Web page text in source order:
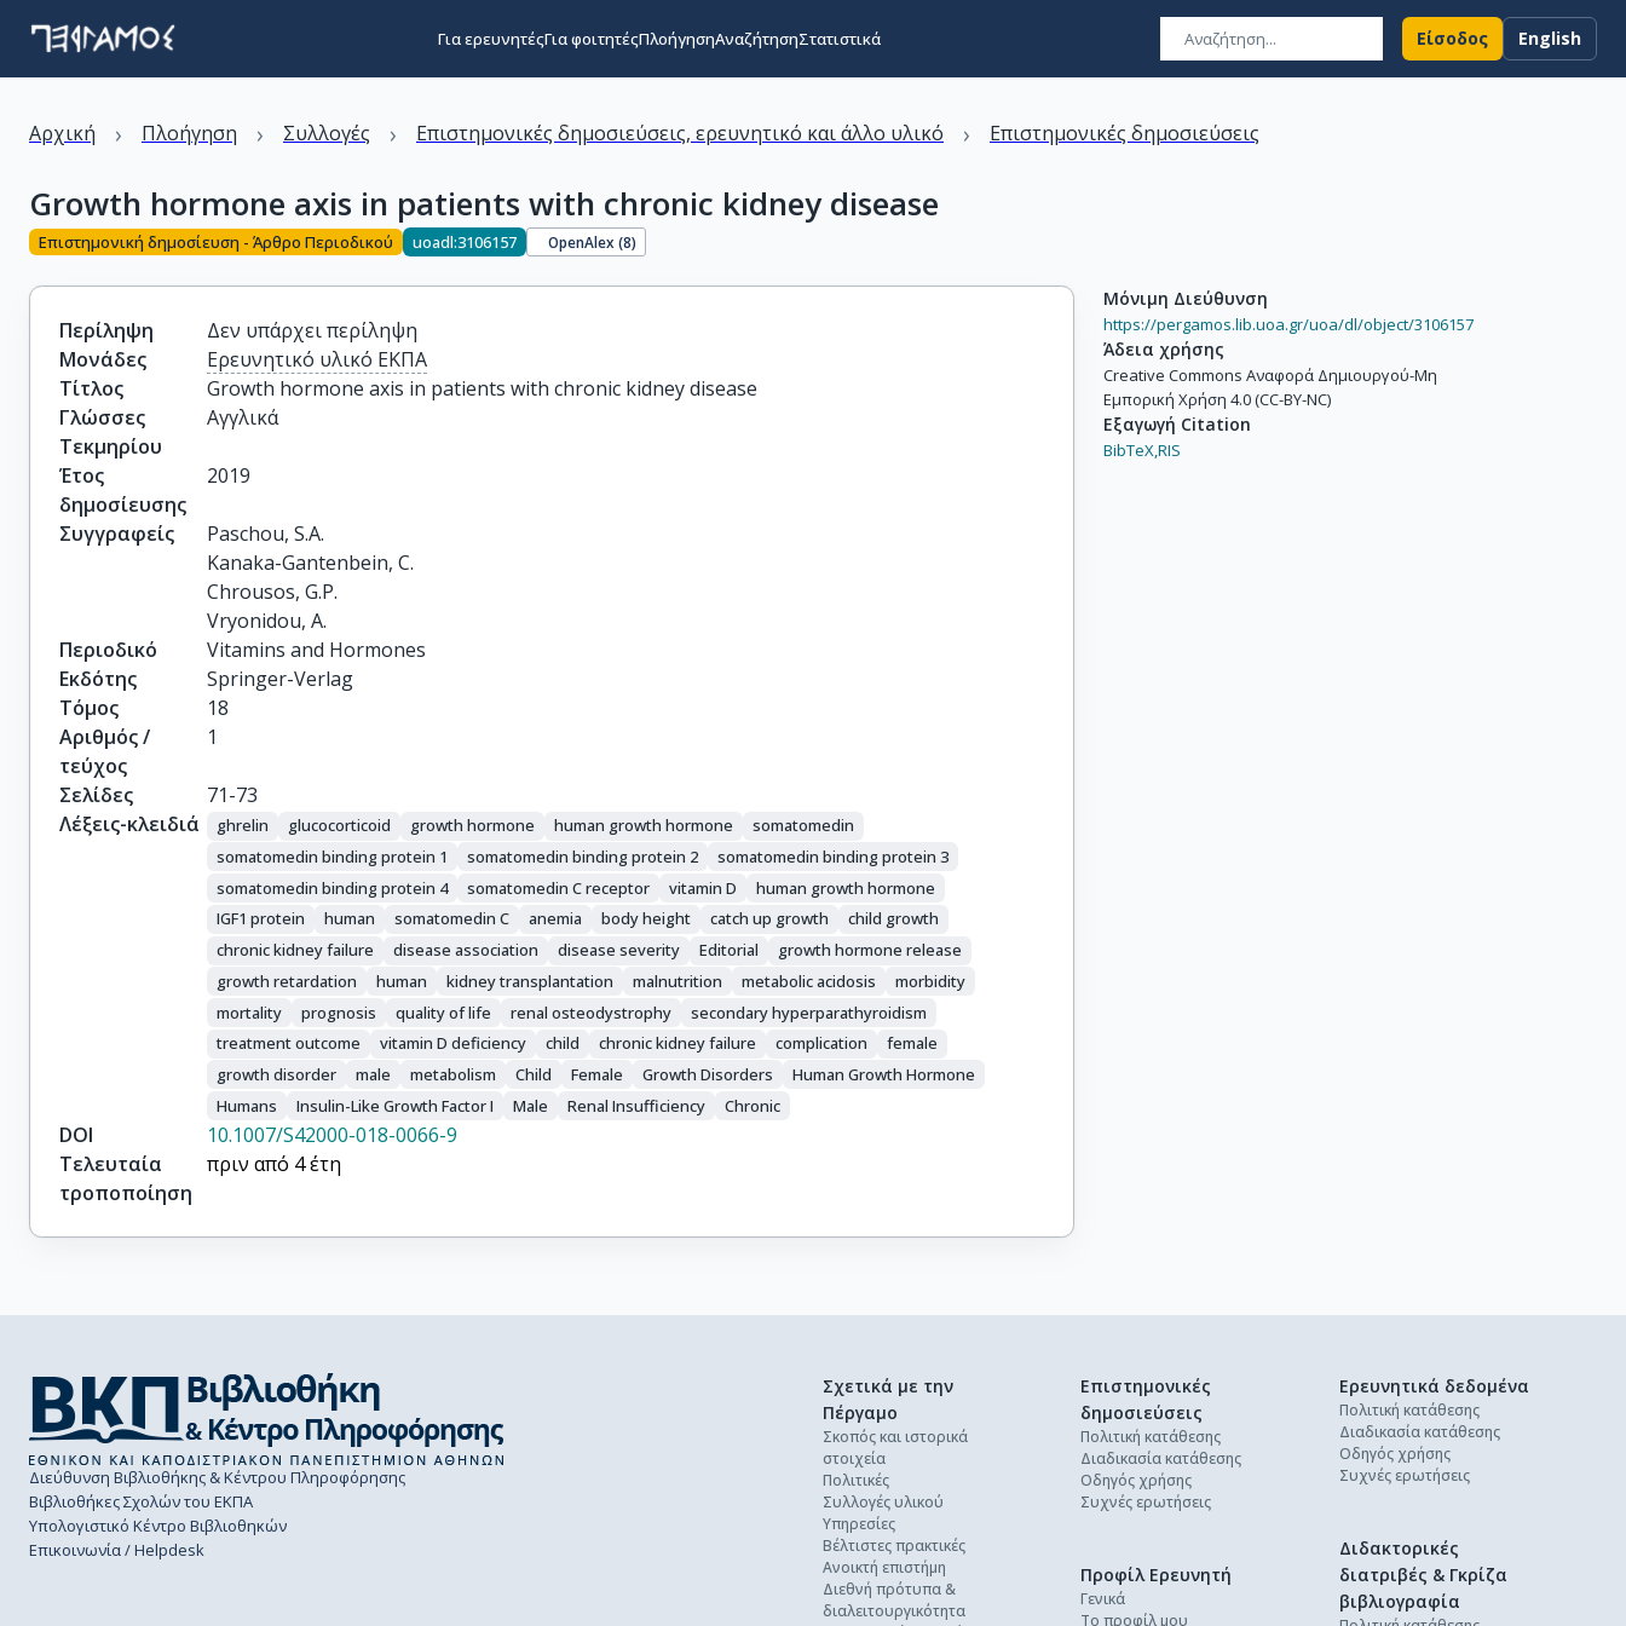
Για ερευνητέςΓια φοιτητέςΠλοήγησηΑναζήτησηΣτατιστικά Είσοδος English
Αρχική › Πλοήγηση › Συλλογές › Επιστημονικές δημοσιεύσεις, ερευνητικό και άλλο υλικό › Επιστημονικές δημοσιεύσεις
Growth hormone axis in patients with chronic kidney disease
Επιστημονική δημοσίευση - Άρθρο Περιοδικού uoadl:3106157 OpenAlex (8)
Περίληψη
Δεν υπάρχει περίληψη
Μονάδες
Ερευνητικό υλικό ΕΚΠΑ
Τίτλος
Growth hormone axis in patients with chronic kidney disease
Γλώσσες
Τεκμηρίου
Αγγλικά
Έτος
δημοσίευσης
2019
Συγγραφείς
Paschou, S.A.
Kanaka-Gantenbein, C.
Chrousos, G.P.
Vryonidou, A.
Περιοδικό
Vitamins and Hormones
Εκδότης
Springer-Verlag
Τόμος
18
Αριθμός /
τεύχος
1
Σελίδες
71-73
Λέξεις-κλειδιά
ghrelin glucocorticoid growth hormone human growth hormone
somatomedin
somatomedin binding protein 1
somatomedin binding protein 2
somatomedin binding protein 3
somatomedin binding protein 4
somatomedin C receptor vitamin D
human growth hormone
IGF1 protein
human somatomedin C anemia body height catch up growth
child growth
chronic kidney failure
disease association disease severity Editorial
growth hormone release
growth retardation
human kidney transplantation malnutrition metabolic acidosis
morbidity
mortality
prognosis quality of life renal osteodystrophy
secondary hyperparathyroidism
treatment outcome
vitamin D deficiency child chronic kidney failure complication
female
growth disorder
male metabolism Child Female Growth Disorders
Human Growth Hormone
Humans
Insulin-Like Growth Factor I Male Renal Insufficiency Chronic
DOI
10.1007/S42000-018-0066-9
Τελευταία
τροποποίηση
πριν από 4 έτη
Μόνιμη Διεύθυνση
https://pergamos.lib.uoa.gr/uoa/dl/object/3106157
Άδεια χρήσης
Creative Commons Αναφορά Δημιουργού-Μη
Εμπορική Χρήση 4.0 (CC-BY-NC)
Εξαγωγή Citation
BibTeX,RIS
Διεύθυνση Βιβλιοθήκης & Κέντρου Πληροφόρησης
Βιβλιοθήκες Σχολών του ΕΚΠΑ
Υπολογιστικό Κέντρο Βιβλιοθηκών
Επικοινωνία / Helpdesk
Σχετικά με την
Πέργαμο
Σκοπός και ιστορικά
στοιχεία
Πολιτικές
Συλλογές υλικού
Υπηρεσίες
Βέλτιστες πρακτικές
Ανοικτή επιστήμη
Διεθνή πρότυπα &
διαλειτουργικότητα
Επιστημονικές
δημοσιεύσεις
Πολιτική κατάθεσης
Διαδικασία κατάθεσης
Οδηγός χρήσης
Συχνές ερωτήσεις
Ερευνητικά δεδομένα
Πολιτική κατάθεσης
Διαδικασία κατάθεσης
Οδηγός χρήσης
Συχνές ερωτήσεις
Διδακτορικές
διατριβές & Γκρίζα
βιβλιογραφία
Προφίλ Ερευνητή
Γενικά
Το προφίλ μου